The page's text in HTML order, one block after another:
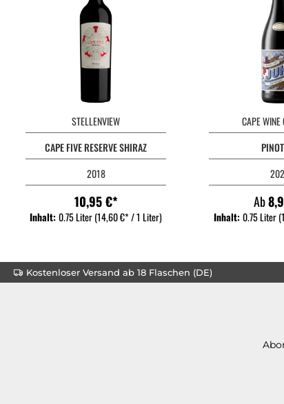
STELLENVIEW
CAPE FIVE RESERVE SHIRAZ
2018
10,95 €*
Inhalt:0.75 Liter(14,60 €* / 1 Liter)
CAPE WINE
Ab
Inhalt:0.75 Liter
Kostenloser Versand ab 18 Flaschen (DE)